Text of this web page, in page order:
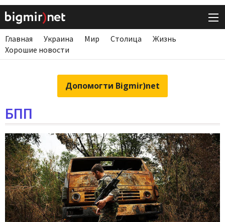
Главная Украина Мир Столица
Жизнь
Хорошие новости
Допомогти Bigmir)net
БПП